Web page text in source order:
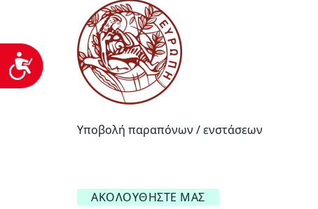
Προσβασιμότητα
Υποβολή παραπόνων / ενστάσεων
ΑΚΟΛΟΥΘΉΣΤΕ ΜΑΣ